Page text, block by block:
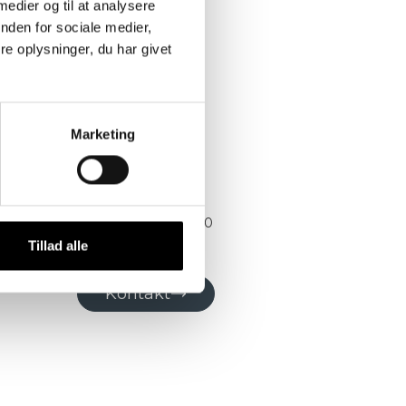
og til at analysere
for sociale medier,
oplysninger, du har givet
Marketing
Tillad alle
HJ Bruno Hansen
Elmesvinget 34
Tel.:+4540 78 19 90
Mail:
Kontakt